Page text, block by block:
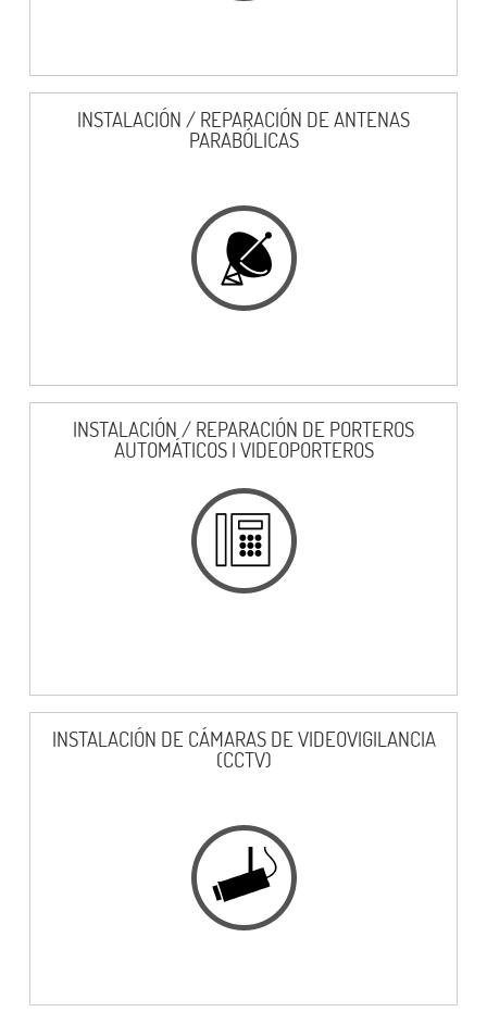
INSTALACIÓN / REPARACIÓN DE ANTENAS
PARABÓLICAS
INSTALACIÓN / REPARACIÓN DE PORTEROS
AUTOMÁTICOS I VIDEOPORTEROS
INSTALACIÓN DE CÁMARAS DE VIDEOVIGILANCIA
(CCTV)